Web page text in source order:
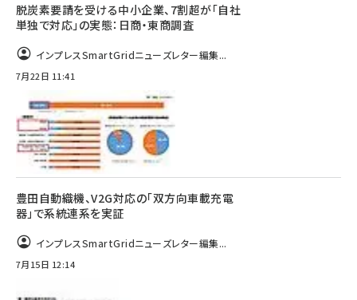
脱炭素要請を受ける中小企業、7割超が「自社
単独で対応」の実態：日商・東商調査
インプレスSmartGridニューズレター編集...
7月22日 11:41
豊田自動織機、V2G対応の「双方向車載充電
器」で系統連系を実証
インプレスSmartGridニューズレター編集...
7月15日 12:14